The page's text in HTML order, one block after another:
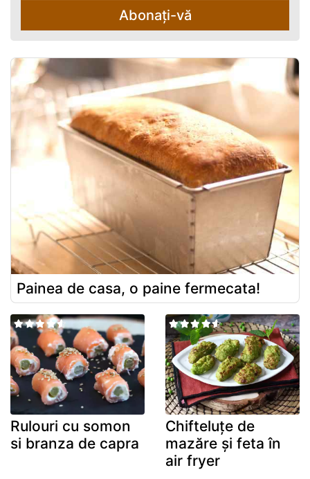
Abonați-vă
Painea de casa, o paine fermecata!
Rulouri cu somon
si branza de capra
Chifteluțe de
mazăre și feta în
air fryer